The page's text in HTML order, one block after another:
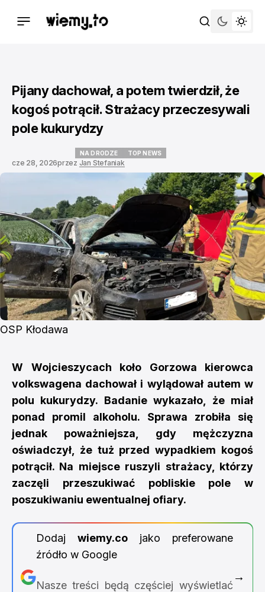
Pijany dachował, a potem twierdził, że
kogoś potrącił. Strażacy przeczesywali
pole kukurydzy
NA DRODZE TOP NEWS
cze 28, 2026przez Jan Stefaniak
OSP Kłodawa
W Wojcieszycach koło Gorzowa kierowca
volkswagena dachował i wylądował autem w
polu kukurydzy. Badanie wykazało, że miał
ponad promil alkoholu. Sprawa zrobiła się
jednak poważniejsza, gdy mężczyzna
oświadczył, że tuż przed wypadkiem kogoś
potrącił. Na miejsce ruszyli strażacy, którzy
zaczęli przeszukiwać pobliskie pole w
poszukiwaniu ewentualnej ofiary.
Dodaj wiemy.cojako preferowane
źródło w Google
Nasze treści będą częściej wyświetlać
→